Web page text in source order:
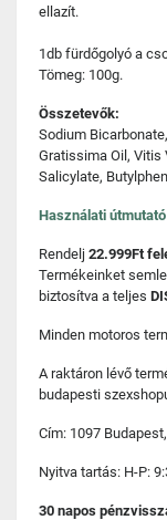
ellazít.
1db fürdőgolyó a
Tömeg: 100g.
Összetevők:
Sodium
Gratissima Oil, Vitis
Salicylate,
Használati
Rendelj 22.999Ft
Termékeinket
biztosítva a teljes
Minden motoros
A raktáron lévő
budapesti
Cím: 1097
Nyitva tartás: H-P:
30 napos